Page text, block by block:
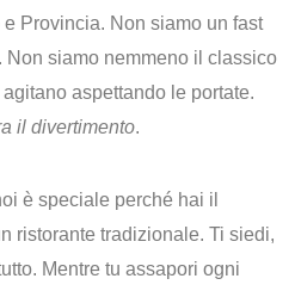
e Provincia. Non siamo un fast
Non siamo nemmeno il classico
aspettando le portate.
il divertimento.
è speciale perché hai il
ristorante tradizionale. Ti siedi,
Mentre tu assapori ogni